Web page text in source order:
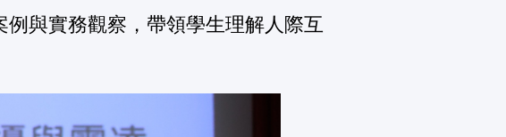
與實務觀察，帶領學生理解人際互